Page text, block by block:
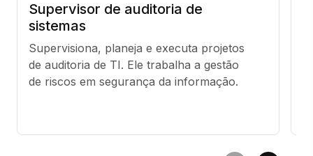
Supervisor de auditoria de
sistemas
Supervisiona, planeja e executa projetos
de auditoria de TI. Ele trabalha a gestão
de riscos em segurança da informação.